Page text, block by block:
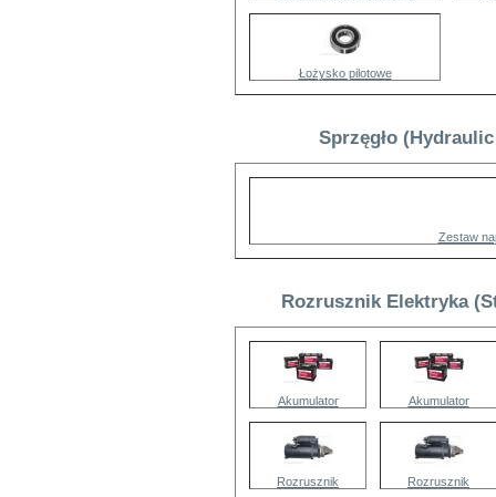
Łożysko pilotowe
Sprzęgło
Zestaw
Rozrusznik Elektryka
Akumulator Akumulator
Rozrusznik Rozrusznik